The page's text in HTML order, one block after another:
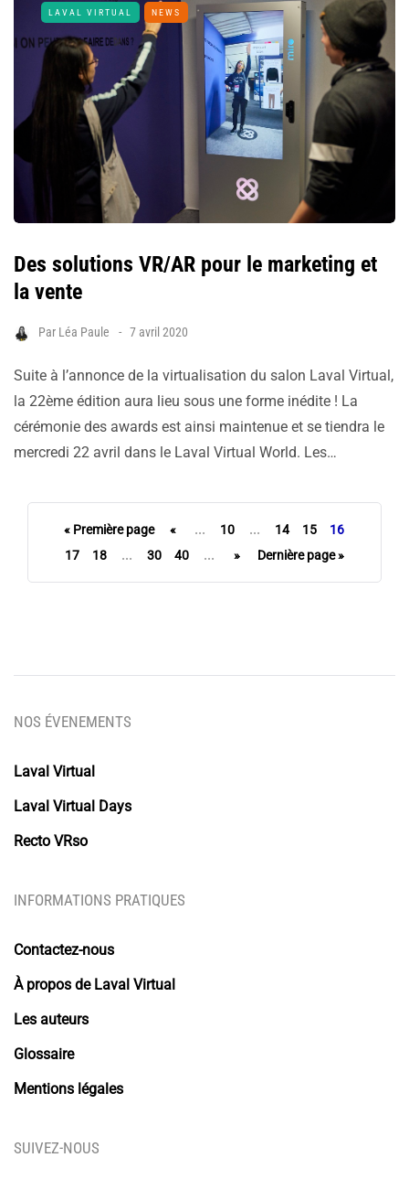
LAVAL VIRTUAL NEWS
Des solutions VR/AR pour le marketing et
la vente
Par Léa Paule 7 avril 2020
Suite à l’annonce de la virtualisation du salon Laval Virtual,
la 22ème édition aura lieu sous une forme inédite ! La
cérémonie des awards est ainsi maintenue et se tiendra le
mercredi 22 avril dans le Laval Virtual World. Les…
« Première page « ... 10 ... 14 15
16
17
18 ... 30 40 ... » Dernière page »
NOS ÉVENEMENTS
Laval Virtual
Laval Virtual Days
Recto VRso
INFORMATIONS PRATIQUES
Contactez-nous
À propos de Laval Virtual
Les auteurs
Glossaire
Mentions légales
SUIVEZ-NOUS